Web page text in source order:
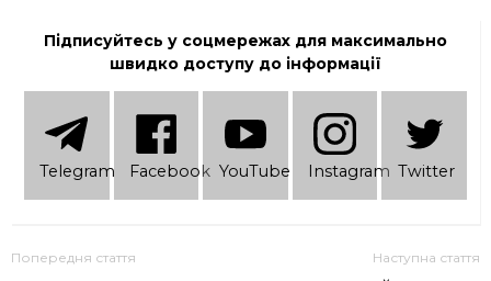
Підписуйтесь у соцмережах для максимально
швидко доступу до інформації
Telеgram Facebook YouTube Instagram Twitter
Попередня стаття Наступна стаття